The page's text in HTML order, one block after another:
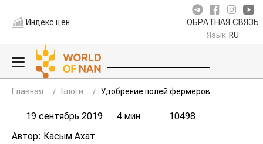
Индекс цен ОБРАТНАЯ СВЯЗЬ
Язык RU
Главная Блоги Удобрение полей фермеров
19 сентябрь 2019 4 мин
10498
Автор: Касым Ахат